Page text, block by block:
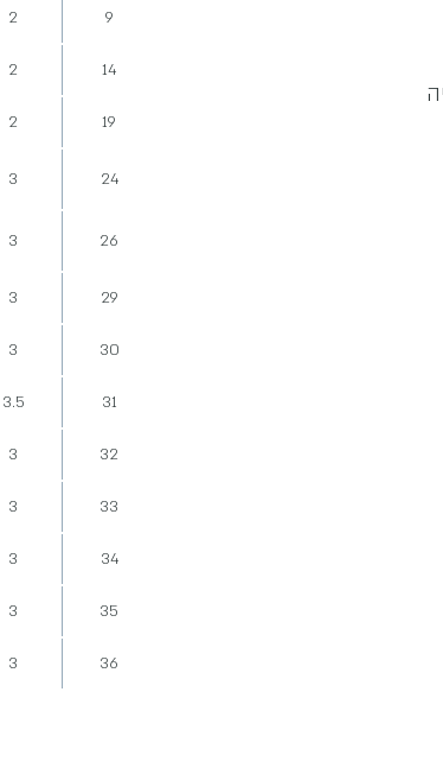
9
2
14
2
19
2
24
3
26
3
29
3
30
3
31
3.5
32
3
33
3
34
3
35
3
36
3